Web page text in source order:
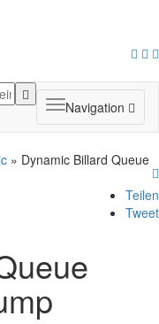
Toggle
navigation
Navigation
» Dynamic Billard Queue
Teilen
Tweet